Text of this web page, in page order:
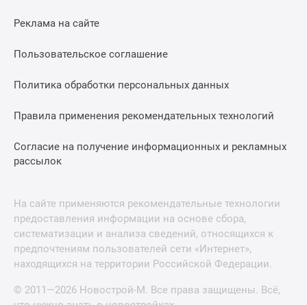
Реклама на сайте
Пользовательское соглашение
Политика обработки персональных данных
Правила применения рекомендательных технологий
Согласие на получение информационных и рекламных
рассылок
На сайте применяются рекомендательные технологии
предоставления информации на основе сбора,
систематизации и анализа сведений, относящихся к
предпочтениям пользователей сети «Интернет»,
находящихся на территории Российской Федерации.
© 2011—2026 Новострой-М. Все права защищены. Всё,